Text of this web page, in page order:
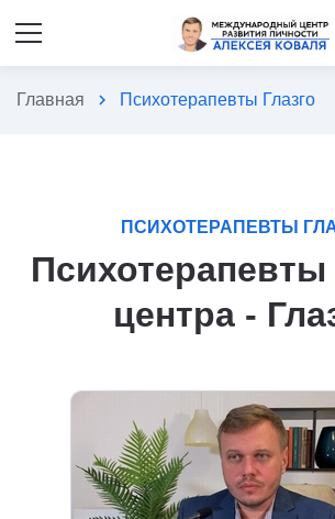
Главная chevron_right Психотерапевты Глазго
ПСИХОТЕРАПЕВТЫ
центра -